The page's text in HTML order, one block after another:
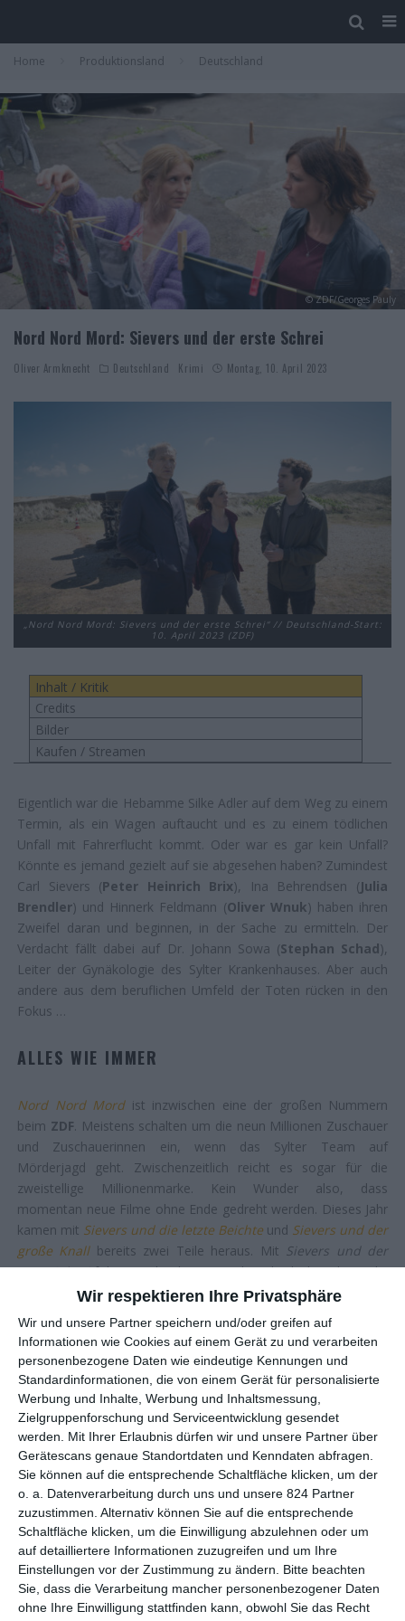
Wir respektieren Ihre Privatsphäre
Wir und unsere Partner speichern und/oder greifen auf
Informationen wie Cookies auf einem Gerät zu und verarbeiten
personenbezogene Daten wie eindeutige Kennungen und
Standardinformationen, die von einem Gerät für personalisierte
Werbung und Inhalte, Werbung und Inhaltsmessung,
Zielgruppenforschung und Serviceentwicklung gesendet
werden.
Mit Ihrer Erlaubnis dürfen wir und unsere Partner über
Gerätescans genaue Standortdaten und Kenndaten abfragen.
Sie können auf die entsprechende Schaltfläche klicken, um der
o. a. Datenverarbeitung durch uns und unsere 824 Partner
zuzustimmen. Alternativ können Sie auf die entsprechende
Schaltfläche klicken, um die Einwilligung abzulehnen oder um
auf detailliertere Informationen zuzugreifen und um Ihre
Einstellungen vor der Zustimmung zu ändern.
Bitte beachten
Sie, dass die Verarbeitung mancher personenbezogener Daten
ohne Ihre Einwilligung stattfinden kann, obwohl Sie das Recht
Home Produktionsland Deutschland
© ZDF/Georges Pauly
Nord Nord Mord: Sievers und der erste Schrei
Oliver Armknecht Deutschland Krimi Montag, 10. April 2023
„Nord Nord Mord: Sievers und der erste Schrei“ // Deutschland-Start:
10. April 2023 (ZDF)
Inhalt / Kritik
Credits
Bilder
Kaufen / Streamen
Eigentlich war die Hebamme Silke Adler auf dem Weg zu einem
Termin, als ein Wagen auftaucht und es zu einem tödlichen
Unfall mit Fahrerflucht kommt. Oder war es gar kein Unfall?
Könnte es jemand gezielt auf sie abgesehen haben? Zumindest
Carl Sievers (Peter Heinrich Brix), Ina Behrendsen (Julia
Brendler) und Hinnerk Feldmann (Oliver Wnuk) haben ihren
Zweifel daran und beginnen, in der Sache zu ermitteln. Der
Verdacht fällt dabei auf Dr. Johann Sowa (Stephan Schad),
Leiter der Gynäkologie des Sylter Krankenhauses. Aber auch
andere aus dem beruflichen Umfeld der Toten rücken in den
Fokus …
ALLES WIE IMMER
Nord Nord Mordist inzwischen eine der großen Nummern
beim ZDF. Meistens schalten um die neun Millionen Zuschauer
und Zuschauerinnen ein, wenn das Sylter Team auf
Mörderjagd geht. Zwischenzeitlich reicht es sogar für die
zweistellige Millionenmarke. Kein Wunder also, dass
momentan neue Filme ohne Ende gedreht werden. Dieses Jahr
kamen mit Sievers und die letzte Beichte und Sievers und der
große Knallbereits zwei Teile heraus. Mit Sievers und der
erste Schreifolgt nun der dritte Streich und schickt sich an, die
großen Erfolge der Vorgängerfilme zu wiederholen. Und so
Rezept gesetzt, größere Experimente sind streng verboten.
Man will ja niemanden verprellen.
Ein Problem ist das nicht unbedingt, man muss nicht ständig
das Rad neu erfinden. Anfangs ist der Film auch durchaus
unterhaltsam, wennNord Nord Mord: Sievers und der erste
Schreidem Ruf der Reihe treu bleibt und auf schräge Figuren
setzt. Dieses Mal sind es ein paar Vogelbeobachter, die für
humoristische Tupfer sorgen. Außerdem darf sich Sievers mit
einer Katze herumplagen, die es auf seine Goldfische
abgesehen haben. Auch das ist ganz amüsant, selbst wenn es
mit der eigentlichen Geschichte nichts zu tun hat, sondern nur
eine kleine Nebenhandlung ist. Im Gegenzug ist Feldmann,
sonst als besserwisserischer Clown für die Komik zuständig,
dieses Mal auffallend zurückhaltend. Da ist nur wenig zu holen.